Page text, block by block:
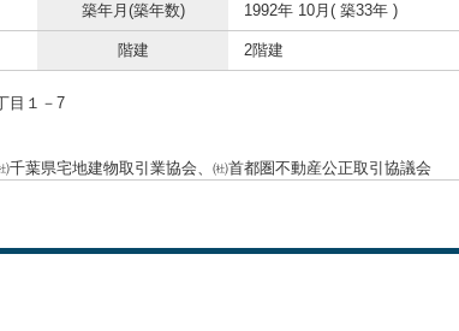
築年月(築年数) 1992年 10月( 築33年 )
階建 2階建
目１－7
千葉県宅地建物取引業協会、㈳首都圏不動産公正取引協議会